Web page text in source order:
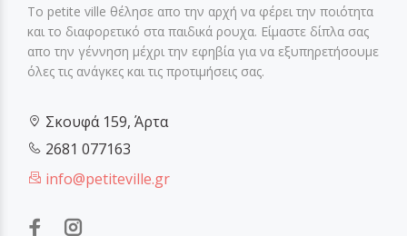
Το petite ville θέλησε απο την αρχή να φέρει την ποιότητα
και το διαφορετικό στα παιδικά ρουχα. Είμαστε δίπλα σας
απο την γέννηση μέχρι την εφηβία για να εξυπηρετήσουμε
όλες τις ανάγκες και τις προτιμήσεις σας.
Σκουφά 159, Άρτα
2681 077163
info@petiteville.gr